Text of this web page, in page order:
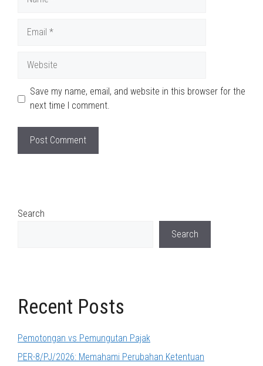
Save my name, email, and website in this browser for the
next time I comment.
Search
Search
Recent Posts
Pemotongan vs Pemungutan Pajak
PER-8/PJ/2026: Memahami Perubahan Ketentuan